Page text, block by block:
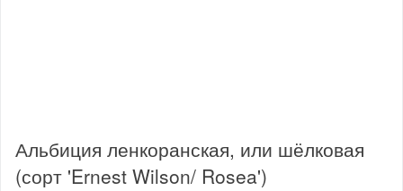
Альбиция ленкоранская, или шёлковая
(сорт 'Ernest Wilson/ Rosea')